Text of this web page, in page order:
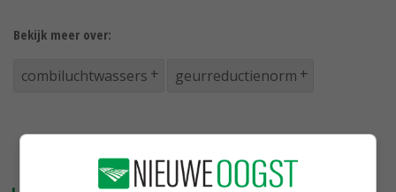
Bekijk meer over:
combiluchtwassers geurreductienorm